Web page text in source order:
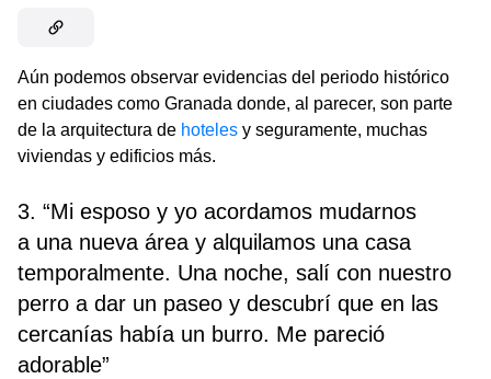
Aún podemos observar evidencias del periodo histórico
en ciudades como Granada donde, al parecer, son parte
de la arquitectura de hoteles y seguramente, muchas
viviendas y edificios más.
3. “Mi esposo y yo acordamos mudarnos
a una nueva área y alquilamos una casa
temporalmente. Una noche, salí con nuestro
perro a dar un paseo y descubrí que en las
cercanías había un burro. Me pareció
adorable”